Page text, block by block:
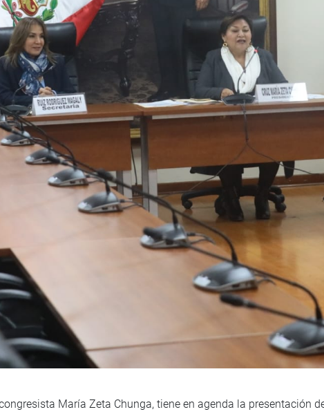
María Zeta Chunga, tiene en agenda la presentación